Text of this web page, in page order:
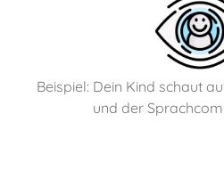
Beispiel: Dein Kind schaut
und der